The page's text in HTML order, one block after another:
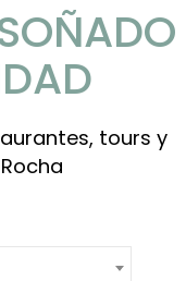
tours y